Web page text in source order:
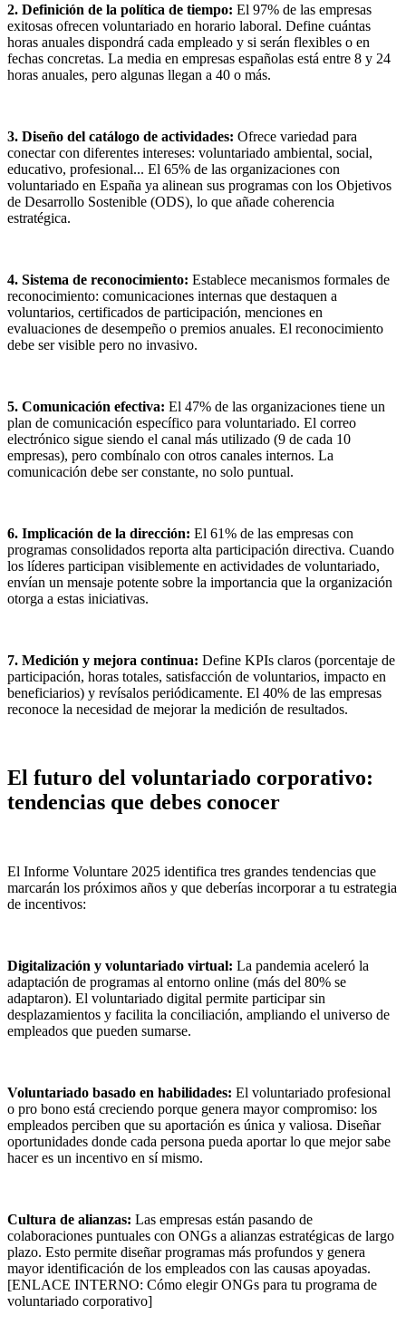
2. Definición de la política de tiempo: El 97% de las empresas
exitosas ofrecen voluntariado en horario laboral. Define cuántas
horas anuales dispondrá cada empleado y si serán flexibles o en
fechas concretas. La media en empresas españolas está entre 8 y 24
horas anuales, pero algunas llegan a 40 o más.
3. Diseño del catálogo de actividades: Ofrece variedad para
conectar con diferentes intereses: voluntariado ambiental, social,
educativo, profesional... El 65% de las organizaciones con
voluntariado en España ya alinean sus programas con los Objetivos
de Desarrollo Sostenible (ODS), lo que añade coherencia
estratégica.
4. Sistema de reconocimiento: Establece mecanismos formales de
reconocimiento: comunicaciones internas que destaquen a
voluntarios, certificados de participación, menciones en
evaluaciones de desempeño o premios anuales. El reconocimiento
debe ser visible pero no invasivo.
5. Comunicación efectiva: El 47% de las organizaciones tiene un
plan de comunicación específico para voluntariado. El correo
electrónico sigue siendo el canal más utilizado (9 de cada 10
empresas), pero combínalo con otros canales internos. La
comunicación debe ser constante, no solo puntual.
6. Implicación de la dirección: El 61% de las empresas con
programas consolidados reporta alta participación directiva. Cuando
los líderes participan visiblemente en actividades de voluntariado,
envían un mensaje potente sobre la importancia que la organización
otorga a estas iniciativas.
7. Medición y mejora continua: Define KPIs claros (porcentaje de
participación, horas totales, satisfacción de voluntarios, impacto en
beneficiarios) y revísalos periódicamente. El 40% de las empresas
reconoce la necesidad de mejorar la medición de resultados.
El futuro del voluntariado corporativo:
tendencias que debes conocer
El Informe Voluntare 2025 identifica tres grandes tendencias que
marcarán los próximos años y que deberías incorporar a tu estrategia
de incentivos:
Digitalización y voluntariado virtual: La pandemia aceleró la
adaptación de programas al entorno online (más del 80% se
adaptaron). El voluntariado digital permite participar sin
desplazamientos y facilita la conciliación, ampliando el universo de
empleados que pueden sumarse.
Voluntariado basado en habilidades: El voluntariado profesional
o pro bono está creciendo porque genera mayor compromiso: los
empleados perciben que su aportación es única y valiosa. Diseñar
oportunidades donde cada persona pueda aportar lo que mejor sabe
hacer es un incentivo en sí mismo.
Cultura de alianzas: Las empresas están pasando de
colaboraciones puntuales con ONGs a alianzas estratégicas de largo
plazo. Esto permite diseñar programas más profundos y genera
mayor identificación de los empleados con las causas apoyadas.
[ENLACE INTERNO: Cómo elegir ONGs para tu programa de
voluntariado corporativo]